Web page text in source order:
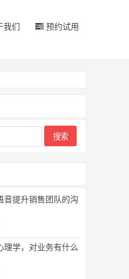
我们 预约试用
音提升销售团队的沟
理学，对业务有什么